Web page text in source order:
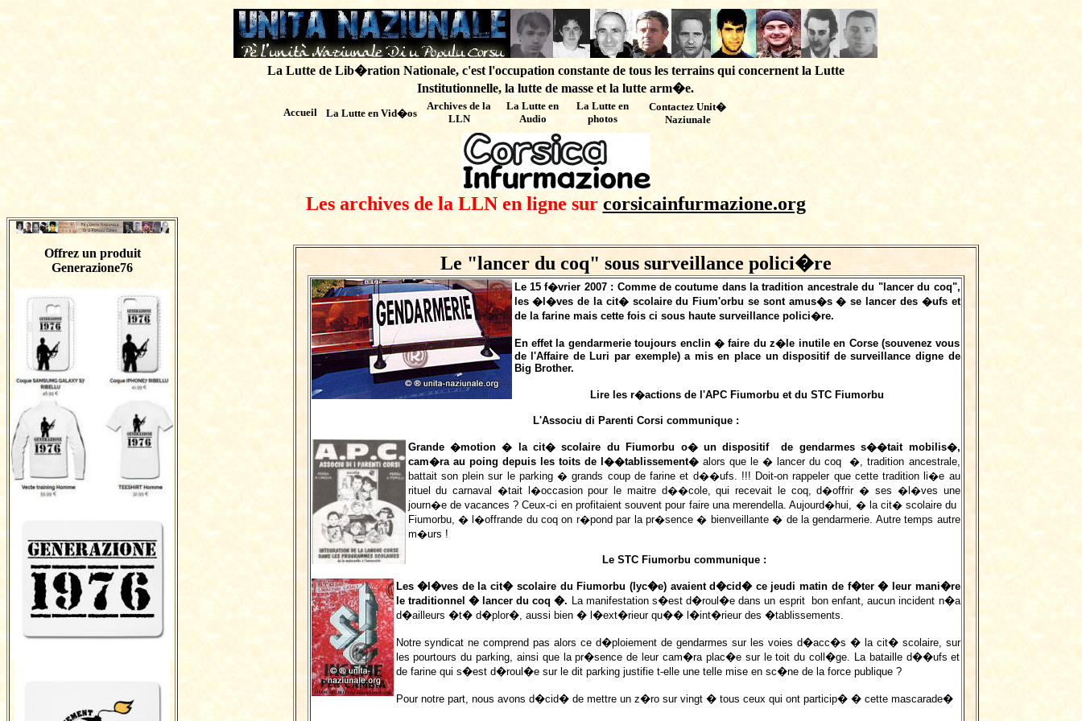
La Lutte de Lib�ration Nationale, c'est l'occupation constante de tous les terrains qui concernent la Lutte
Institutionnelle, la lutte de masse et la lutte arm�e.
Accueil La Lutte en Vid�os
Archives de la
LLN
La Lutte en
Audio
La Lutte en
photos
Contactez Unit�
Naziunale
Les archives de la LLN en ligne sur corsicainfurmazione.org
Offrez un produit
Generazione76
Le "lancer du coq" sous surveillance polici�re
Le 15 f�vrier 2007 : Comme de coutume dans la tradition ancestrale du "lancer du coq",
les �l�ves de la cit� scolaire du Fium'orbu se sont amus�s � se lancer des �ufs et
de la farine mais cette fois ci sous haute surveillance polici�re.
En effet la gendarmerie toujours enclin � faire du z�le inutile en Corse (souvenez vous
de l'Affaire de Luri par exemple) a mis en place un dispositif de surveillance digne de
Big Brother.
Lire les r�actions de l'APC Fiumorbu et du STC Fiumorbu
L'Associu di Parenti Corsi communique :
Grande �motion � la cit� scolaire du Fiumorbu o� un dispositif de gendarmes s��tait mobilis�,
cam�ra au poing depuis les toits de l��tablissement�alors que le � lancer du coq �, tradition ancestrale,
battait son plein sur le parking � grands coup de farine et d��ufs. !!! Doit-on rappeler que cette tradition li�e au
rituel du carnaval �tait l�occasion pour le maitre d��cole, qui recevait le coq, d�offrir � ses �l�ves une
journ�e de vacances ? Ceux-ci en profitaient souvent pour faire una merendella. Aujourd�hui, � la cit� scolaire du
Fiumorbu, � l�offrande du coq on r�pond par la pr�sence � bienveillante � de la gendarmerie. Autre temps autre
m�urs !
Le STC Fiumorbu communique :
Les �l�ves de la cit� scolaire du Fiumorbu (lyc�e) avaient d�cid� ce jeudi matin de f�ter � leur mani�re
le traditionnel � lancer du coq �. La manifestation s�est d�roul�e dans un esprit bon enfant, aucun incident n�a
d�ailleurs �t� d�plor�, aussi bien � l�ext�rieur qu�� l�int�rieur des �tablissements.
Notre syndicat ne comprend pas alors ce d�ploiement de gendarmes sur les voies d�acc�s � la cit� scolaire, sur
les pourtours du parking, ainsi que la pr�sence de leur cam�ra plac�e sur le toit du coll�ge. La bataille d��ufs et
de farine qui s�est d�roul�e sur le dit parking justifie t-elle une telle mise en sc�ne de la force publique ?
Pour notre part, nous avons d�cid� de mettre un z�ro sur vingt � tous ceux qui ont particip� � cette mascarade�